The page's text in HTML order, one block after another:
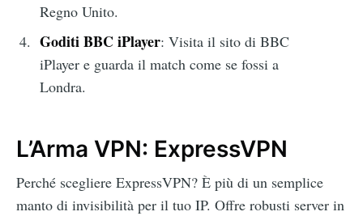
Regno Unito.
Goditi BBC iPlayer: Visita il sito di BBC
iPlayer e guarda il match come se fossi a
Londra.
L’Arma VPN: ExpressVPN
Perché scegliere ExpressVPN? È più di un semplice
manto di invisibilità per il tuo IP. Offre robusti server in